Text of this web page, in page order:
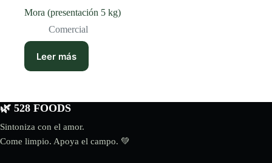
Mora (presentación 5 kg)
Comercial
Leer más
🌿 528 FOODS
Sintoniza con el amor.
Come limpio. Apoya el campo. 💚